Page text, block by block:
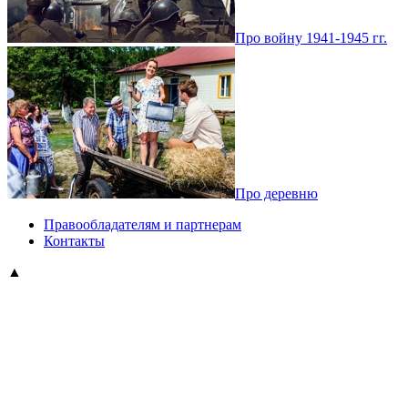
Про войну 1941-1945 гг.
Про деревню
Правообладателям и партнерам
Контакты
▲